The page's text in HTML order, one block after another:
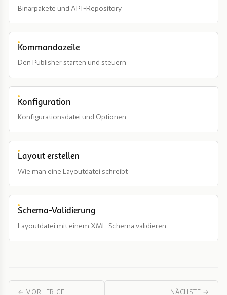
Binärpakete und APT-Repository
Kommandozeile
Den Publisher starten und steuern
Konfiguration
Konfigurationsdatei und Optionen
Layout erstellen
Wie man eine Layoutdatei schreibt
Schema-Validierung
Layoutdatei mit einem XML-Schema validieren
← VORHERIGE NÄCHSTE →